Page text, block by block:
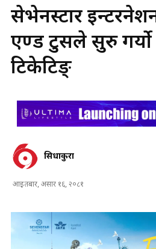
सेभेनस्टार
एण्ड टुर्सले सुरु
टिकेटिङ्
सिधाकुरा
आइतबार, असार १६, २०८१